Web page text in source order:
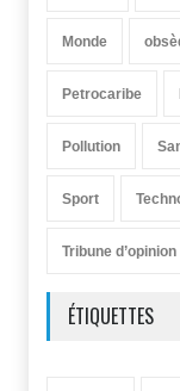
Monde
Petrocaribe
Pollution
Sport
Tribune d’opinion
ÉTIQUETTES